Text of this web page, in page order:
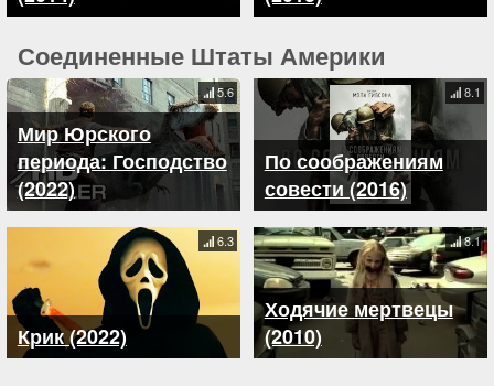
Соединенные Штаты Америки
Мир Юрского
периода: Господство
(2022)
5.6
По соображениям
совести (2016)
8.1
Крик (2022)
6.3
Ходячие мертвецы
(2010)
8.1